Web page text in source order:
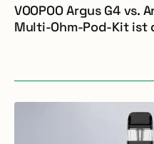
VOOPOO Argus G4 vs.
Multi-Ohm-Pod-Kit ist